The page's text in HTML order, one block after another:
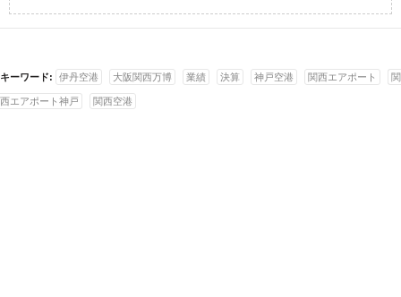
キーワード: 伊丹空港 大阪関西万博 業績 決算 神戸空港 関西エアポート 関
西エアポート神戸 関西空港